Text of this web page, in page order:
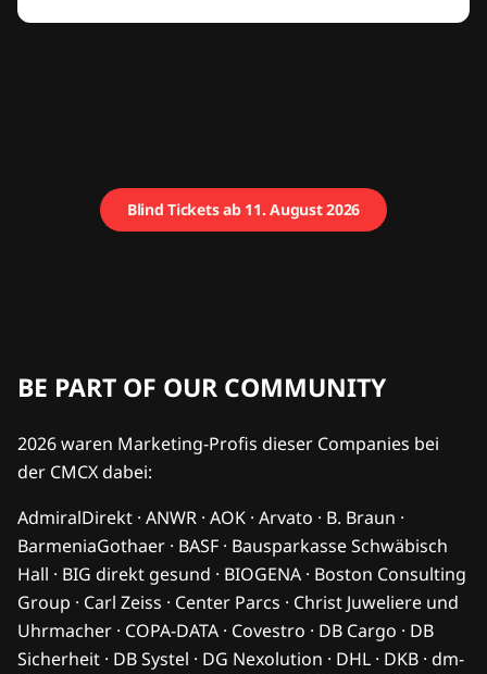
Blind Tickets ab 11. August 2026
BE PART OF OUR COMMUNITY
2026 waren Marketing-Profis dieser Companies bei
der CMCX dabei:
AdmiralDirekt · ANWR · AOK · Arvato · B. Braun ·
BarmeniaGothaer · BASF · Bausparkasse Schwäbisch
Hall · BIG direkt gesund · BIOGENA · Boston Consulting
Group · Carl Zeiss · Center Parcs · Christ Juweliere und
Uhrmacher · COPA-DATA · Covestro · DB Cargo · DB
Sicherheit · DB Systel · DG Nexolution · DHL · DKB · dm-